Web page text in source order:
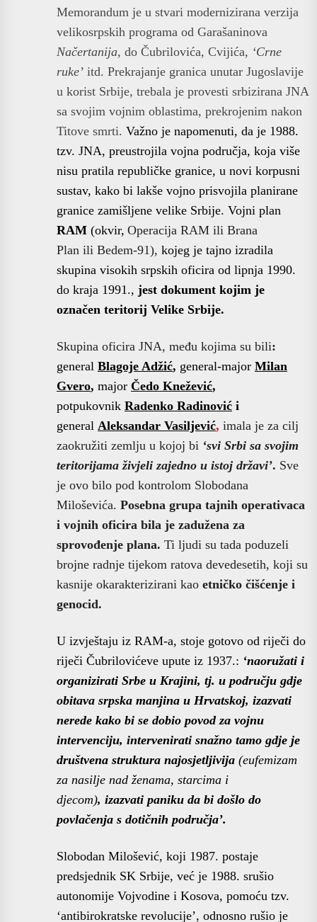
Memorandum je u stvari modernizirana verzija
velikosrpskih programa od Garašaninova
Načertanija, do Čubrilovića, Cvijića, ‘Crne
ruke’ itd. Prekrajanje granica unutar Jugoslavije
u korist Srbije, trebala je provesti srbizirana JNA
sa svojim vojnim oblastima, prekrojenim nakon
Titove smrti. Važno je napomenuti, da je 1988.
tzv. JNA, preustrojila vojna područja, koja više
nisu pratila republičke granice, u novi korpusni
sustav, kako bi lakše vojno prisvojila planirane
granice zamišljene velike Srbije. Vojni plan
RAM (okvir, Operacija RAM ili Brana
Plan ili Bedem-91), kojeg je tajno izradila
skupina visokih srpskih oficira od lipnja 1990.
do kraja 1991., jest dokument kojim je
označen teritorij Velike Srbije.
Skupina oficira JNA, među kojima su bili:
general Blagoje Adžić, general-major Milan
Gvero, major Čedo Knežević,
potpukovnik Radenko Radinović i
general Aleksandar Vasiljević, imala je za cilj
zaokružiti zemlju u kojoj bi ‘svi Srbi sa svojim
teritorijama živjeli zajedno u istoj državi’. Sve
je ovo bilo pod kontrolom Slobodana
Miloševića. Posebna grupa tajnih operativaca
i vojnih oficira bila je zadužena za
sprovođenje plana. Ti ljudi su tada poduzeli
brojne radnje tijekom ratova devedesetih, koji su
kasnije okarakterizirani kao etničko čišćenje i
genocid.
U izvještaju iz RAM-a, stoje gotovo od riječi do
riječi Čubrilovićeve upute iz 1937.: ‘naoružati i
organizirati Srbe u Krajini, tj. u području gdje
obitava srpska manjina u Hrvatskoj, izazvati
nerede kako bi se dobio povod za vojnu
intervenciju, intervenirati snažno tamo gdje je
društvena struktura najosjetljivija (eufemizam
za nasilje nad ženama, starcima i
djecom), izazvati paniku da bi došlo do
povlačenja s dotičnih područja’.
Slobodan Milošević, koji 1987. postaje
predsjednik SK Srbije, već je 1988. srušio
autonomije Vojvodine i Kosova, pomoću tzv.
‘antibirokratske revolucije’, odnosno rušio je